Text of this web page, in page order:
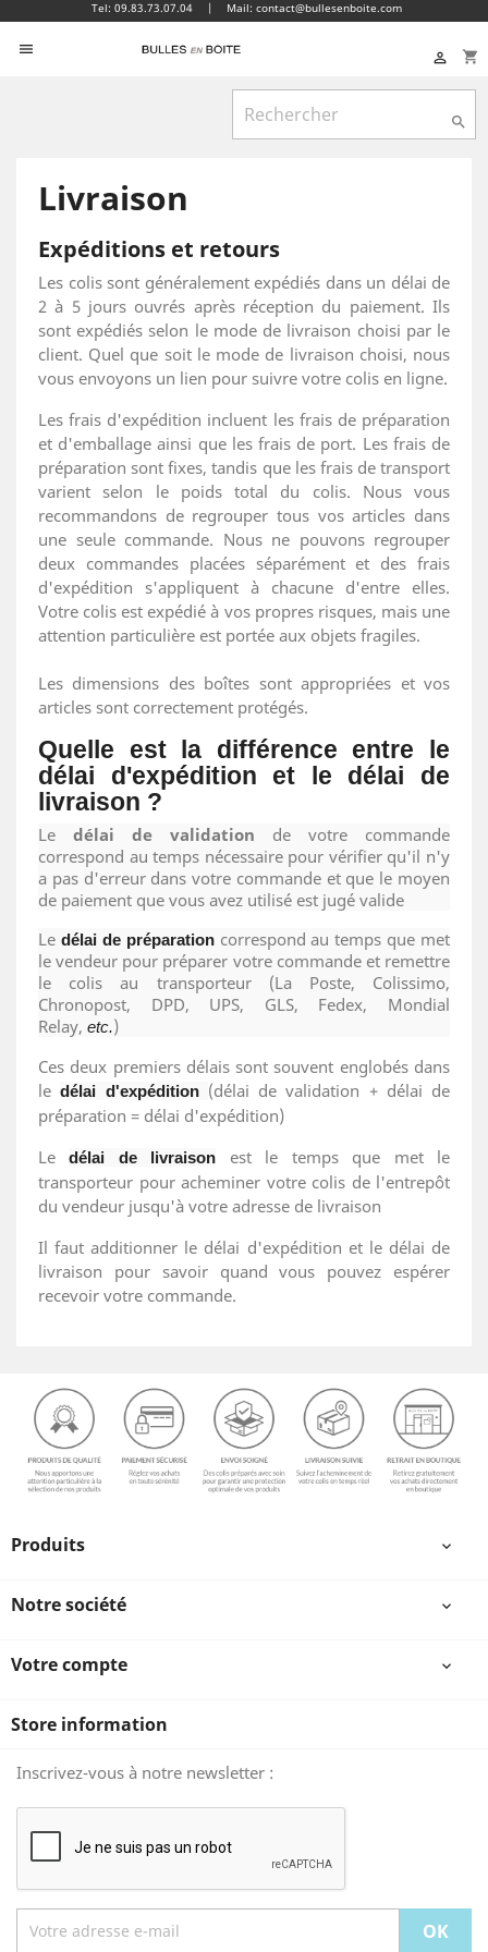
Tel: 09.83.73.07.04 | Mail: contact@bullesenboite.com
 shopping_cart


Livraison
Expéditions et retours
Les colis sont généralement expédiés dans un délai de
2 à 5 jours ouvrés après réception du paiement. Ils
sont expédiés selon le mode de livraison choisi par le
client. Quel que soit le mode de livraison choisi, nous
vous envoyons un lien pour suivre votre colis en ligne.
Les frais d'expédition incluent les frais de préparation
et d'emballage ainsi que les frais de port. Les frais de
préparation sont fixes, tandis que les frais de transport
varient selon le poids total du colis. Nous vous
recommandons de regrouper tous vos articles dans
une seule commande. Nous ne pouvons regrouper
deux commandes placées séparément et des frais
d'expédition s'appliquent à chacune d'entre elles.
Votre colis est expédié à vos propres risques, mais une
attention particulière est portée aux objets fragiles.
Les dimensions des boîtes sont appropriées et vos
articles sont correctement protégés.
Quelle est la différence entre le
délai d'expédition et le délai de
livraison ?
Le délai de validation de votre commande
correspond au temps nécessaire pour vérifier qu'il n'y
a pas d'erreur dans votre commande et que le moyen
de paiement que vous avez utilisé est jugé valide
Le délai de préparationcorrespond au temps que met
le vendeur pour préparer votre commande et remettre
le colis au transporteur (La Poste, Colissimo,
Chronopost, DPD, UPS, GLS, Fedex, Mondial
Relay, etc.)
Ces deux premiers délais sont souvent englobés dans
ledélai d'expédition (délai de validation + délai de
préparation = délai d'expédition)
Ledélai de livraison
est le temps que met le
transporteur pour acheminer votre colis de l'entrepôt
du vendeur jusqu'à votre adresse de livraison
Il faut additionner le délai d'expédition et le délai de
livraison pour savoir quand vous pouvez espérer
recevoir votre commande.
Produits 
Notre société 
Votre compte 
Store information
Inscrivez-vous à notre newsletter :